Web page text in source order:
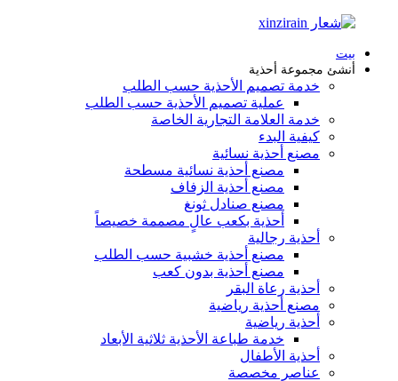
بيت
أنشئ مجموعة أحذية
خدمة تصميم الأحذية حسب الطلب
عملية تصميم الأحذية حسب الطلب
خدمة العلامة التجارية الخاصة
كيفية البدء
مصنع أحذية نسائية
مصنع أحذية نسائية مسطحة
مصنع أحذية الزفاف
مصنع صنادل ثونغ
أحذية بكعب عالٍ مصممة خصيصاً
أحذية رجالية
مصنع أحذية خشبية حسب الطلب
مصنع أحذية بدون كعب
أحذية رعاة البقر
مصنع أحذية رياضية
أحذية رياضية
خدمة طباعة الأحذية ثلاثية الأبعاد
أحذية الأطفال
عناصر مخصصة